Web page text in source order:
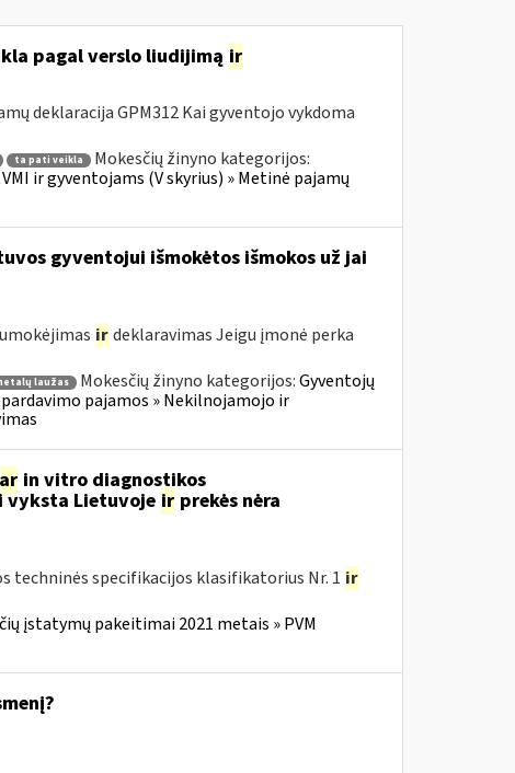
pagal verslo liudijimą ir
deklaracija GPM312 Kai gyventojo vykdoma
ta pati veikla
Mokesčių žinyno kategorijos:
ir gyventojams (V skyrius) » Metinė pajamų
gyventojui išmokėtos išmokos už jai
ir deklaravimas Jeigu įmonė perka
laužas Mokesčių žinyno kategorijos:Gyventojų
pajamos » Nekilnojamojo ir
arin vitro diagnostikos
vyksta Lietuvoje irprekės nėra
techninės specifikacijos klasifikatorius Nr. 1 ir
įstatymų pakeitimai 2021 metais » PVM